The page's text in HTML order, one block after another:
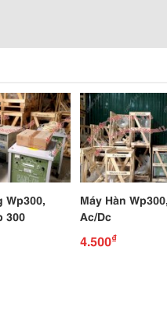
Wp300,
300
Máy Hàn
Ac/Dc
4.500₫